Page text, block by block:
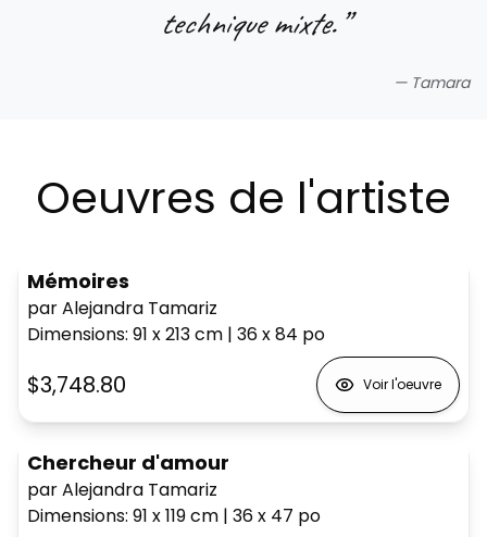
technique mixte.”
— Tamara
Oeuvres de l'artiste
Mémoires
par Alejandra Tamariz
Dimensions: 91 x 213cm | 36 x 84 po
$3,748.80 Voir l'oeuvre
Chercheur d'amour
par Alejandra Tamariz
Dimensions: 91 x 119cm | 36 x 47 po